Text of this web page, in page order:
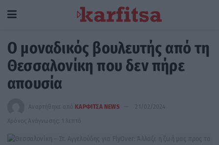
Ο μοναδικός βουλευτής από τη
Θεσσαλονίκη που δεν πήρε
απουσία
Αναρτήθηκε από ΚΑΡΦΙΤΣΑ NEWS
21/02/2024
Χρόνος Ανάγνωσης: 1 λεπτό